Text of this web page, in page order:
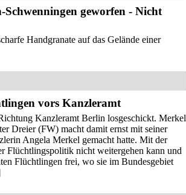
geworfen - Nicht
Handgranate auf das Gelände einer
vors Kanzleramt
Kanzleramt Berlin losgeschickt. Merkel
Dreier (FW) macht damit ernst mit seiner
Angela Merkel gemacht hatte. Mit der
Flüchtlingspolitik nicht weitergehen kann und
Flüchtlingen frei, wo sie im Bundesgebiet